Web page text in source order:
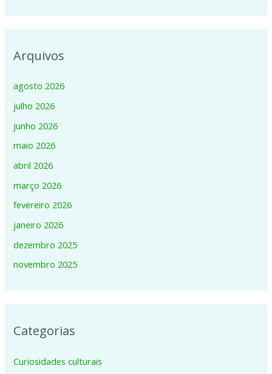
Arquivos
agosto 2026
julho 2026
junho 2026
maio 2026
abril 2026
março 2026
fevereiro 2026
janeiro 2026
dezembro 2025
novembro 2025
Categorias
Curiosidades culturais